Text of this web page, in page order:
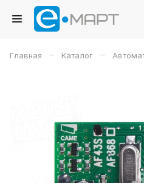
Главная – Каталог –